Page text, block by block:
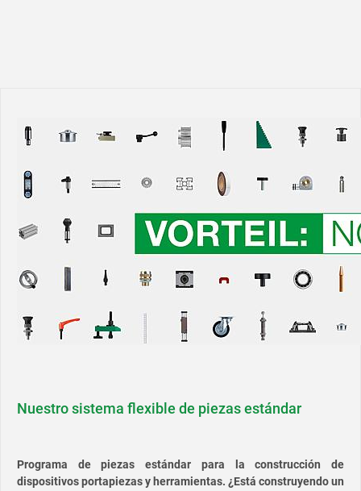
Nuestro sistema flexible de piezas estándar
Programa de piezas estándar para la construcción de
dispositivos portapiezas y herramientas. ¿Está construyendo un